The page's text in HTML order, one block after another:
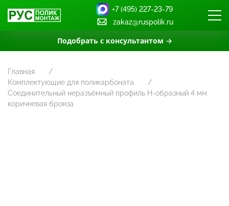
Подобрать с консультантом →
+7 (495) 227-23-79
zakaz@ruspolik.ru
Главная
Комплектующие для поликарбоната
Соединительный неразъёмный профиль Н-образный 4 мм
коричневая бронза